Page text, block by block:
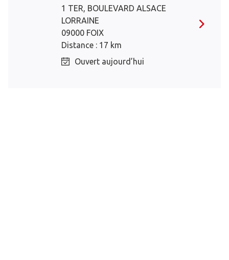
1 TER, BOULEVARD ALSACE
LORRAINE
09000 FOIX
Distance : 17 km
Ouvert aujourd’hui